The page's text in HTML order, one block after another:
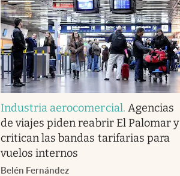
Industria aerocomercial. Agencias
de viajes piden reabrir El Palomar y
critican las bandas tarifarias para
vuelos internos
Belén Fernández